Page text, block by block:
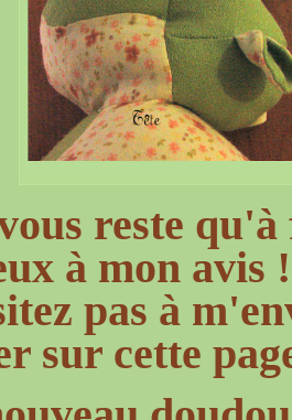
reste
à mon avis !
pas à
sur cette